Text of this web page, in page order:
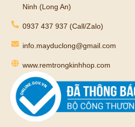
Ninh (Long An)
0937 437 937 (Call/Zalo)
info.mayduclong@gmail.com
www.remtrongkinhhop.com